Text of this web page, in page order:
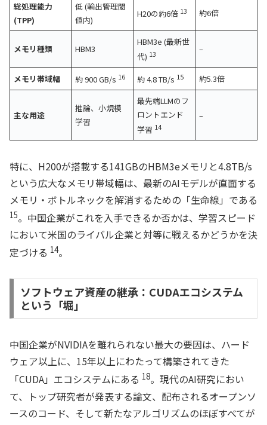
総処理能力
(TPP)
低 (輸出管理閾
値内)
H20の約6倍 13 約6倍
メモリ種類 HBM3
HBM3e (最新世
代) 13 –
メモリ帯域幅 約 900 GB/s 16 約 4.8 TB/s 15 約5.3倍
主な用途
推論、小規模
学習
最先端LLMのフ
ロントエンド
学習 14
–
特に、H200が搭載する141GBのHBM3eメモリと4.8TB/s
という広大なメモリ帯域幅は、最新のAIモデルが直面する
メモリ・ボトルネックを解消するための「生命線」である
15。中国企業がこれを入手できるか否かは、学習スピード
において米国のライバル企業と対等に戦えるかどうかを決
定づける 14。
ソフトウェア資産の継承：CUDAエコシステム
という「堀」
中国企業がNVIDIAを離れられない最大の要因は、ハード
ウェア以上に、15年以上にわたって構築されてきた
「CUDA」エコシステムにある 18。現代のAI研究におい
て、トップ研究者が発表する論文、配布されるオープンソ
ースのコード、そして新たなアルゴリズムのほぼすべてが